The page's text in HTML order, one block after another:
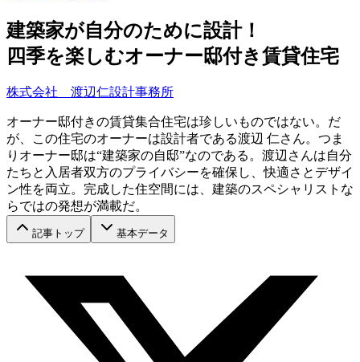
建築家が自分のために設計！
四季を楽しむオーナー邸付き賃貸住宅
株式会社 渡辺仁設計事務所
オーナー邸付きの賃貸集合住宅は珍しいものではない。だ
が、この住宅のオーナーは設計者である渡辺 仁さん。つま
りオーナー邸は“建築家の自邸”なのである。渡辺さんは自分
たちと入居者双方のプライバシーを確保し、快適さとデザイ
ン性を両立。完成した住空間には、建築のスペシャリストな
らではの発想が満載だ。
記事トップ 基本データ